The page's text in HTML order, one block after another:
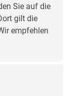
Sie auf die
gilt die
empfehlen